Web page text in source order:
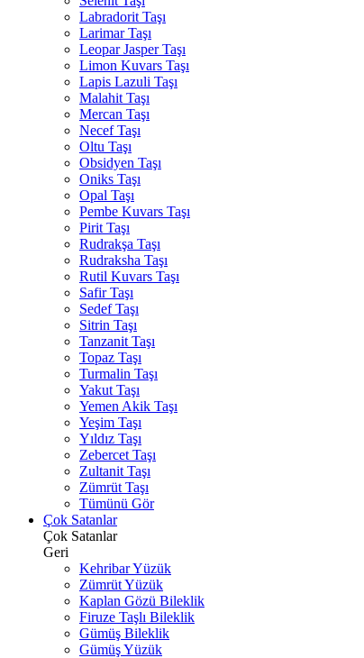
Labradorit Taşı
Larimar Taşı
Leopar Jasper Taşı
Limon Kuvars Taşı
Lapis Lazuli Taşı
Malahit Taşı
Mercan Taşı
Necef Taşı
Oltu Taşı
Obsidyen Taşı
Oniks Taşı
Opal Taşı
Pembe Kuvars Taşı
Pirit Taşı
Rudrakşa Taşı
Rudraksha Taşı
Rutil Kuvars Taşı
Safir Taşı
Sedef Taşı
Sitrin Taşı
Tanzanit Taşı
Topaz Taşı
Turmalin Taşı
Yakut Taşı
Yemen Akik Taşı
Yeşim Taşı
Yıldız Taşı
Zebercet Taşı
Zultanit Taşı
Zümrüt Taşı
Tümünü Gör
Çok Satanlar
Çok Satanlar
Geri
Kehribar Yüzük
Zümrüt Yüzük
Kaplan Gözü Bileklik
Firuze Taşlı Bileklik
Gümüş Bileklik
Gümüş Yüzük